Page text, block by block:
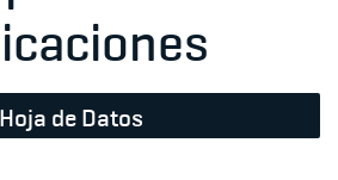
Hoja de Datos